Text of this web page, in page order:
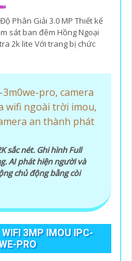
Phân Giải 3.0 MP Thiết kế
sát ban đêm Hồng Ngoại
2k lite Với trang bị chức
sắc nét. Ghi hình Full
AI phát hiện người và
chủ động bằng còi
3MP IMOU IPC-
PRO